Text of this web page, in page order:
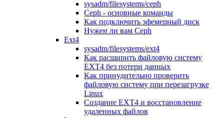
sysadm/filesystems/ceph
Ceph - основные команды
Как подключить эфемерный диск
Нужен ли вам Ceph
Ext4
sysadm/filesystems/ext4
Как расширить файловую систему
EXT4 без потери данных
Как принудительно проверить
файловую систему при перезагрузке
Linux
Создание EXT4 и восстановление
удаленных файлов